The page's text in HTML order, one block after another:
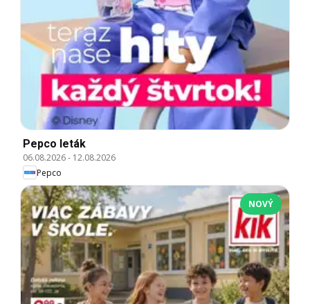
Pepco leták
06.08.2026- 12.08.2026
Pepco
NOVÝ